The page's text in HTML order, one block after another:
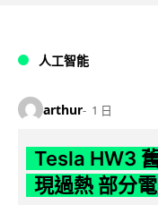
人工智能
arthur 1 日
Tesla HW3
現過熱 部分